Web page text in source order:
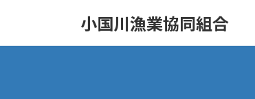
小国川漁業協同組合